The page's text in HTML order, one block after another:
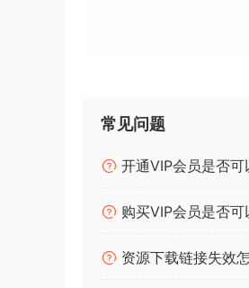
每个运音法都可以映射
sordino）。元件与它们
甚至为最先进的管弦乐
在 DP 11 中，用户可以
个音符都包含自己的特
常见问题
开通VIP会员是否可
购买VIP会员是否可
资源下载链接失效